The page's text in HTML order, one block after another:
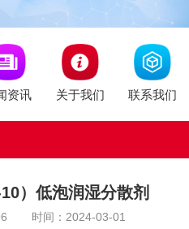
资讯 关于我们 联系我们
）低泡润湿分散剂
时间：2024-03-01